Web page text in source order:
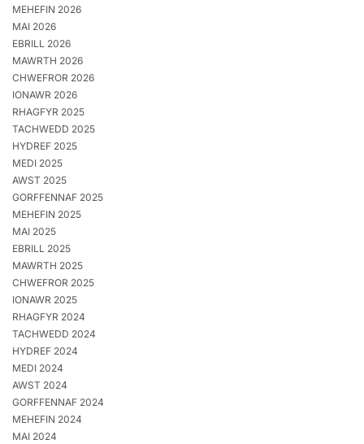
MEHEFIN 2026
MAI 2026
EBRILL 2026
MAWRTH 2026
CHWEFROR 2026
IONAWR 2026
RHAGFYR 2025
TACHWEDD 2025
HYDREF 2025
MEDI 2025
AWST 2025
GORFFENNAF 2025
MEHEFIN 2025
MAI 2025
EBRILL 2025
MAWRTH 2025
CHWEFROR 2025
IONAWR 2025
RHAGFYR 2024
TACHWEDD 2024
HYDREF 2024
MEDI 2024
AWST 2024
GORFFENNAF 2024
MEHEFIN 2024
MAI 2024